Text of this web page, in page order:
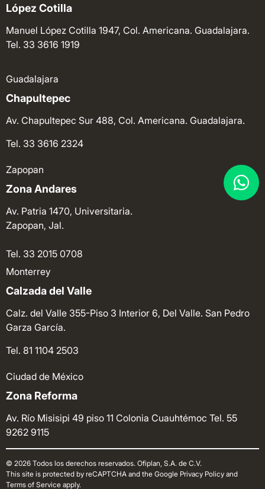
López Cotilla
Manuel López Cotilla 1947, Col. Americana. Guadalajara.
Tel. 33 3616 1919
Guadalajara
Chapultepec
Av. Chapultepec Sur 488, Col. Americana. Guadalajara.
Tel. 33 3616 2324
Zapopan
Zona Andares
Av. Patria 1470, Universitaria.
Zapopan, Jal.
Tel. 33 2015 0708
Monterrey
Calzada del Valle
Calz. del Valle 355-Piso 3 Interior 6, Del Valle. San Pedro
Garza García.
Tel. 81 1104 2503
Ciudad de México
Zona Reforma
Av. Río Misisipi 49 piso 11 Colonia Cuauhtémoc Tel. 55
9262 9115
© 2026 Todos los derechos reservados. Ofiplan, S.A. de C.V.
This site is protected by reCAPTCHA and the Google Privacy Policy and
Terms of Service apply.